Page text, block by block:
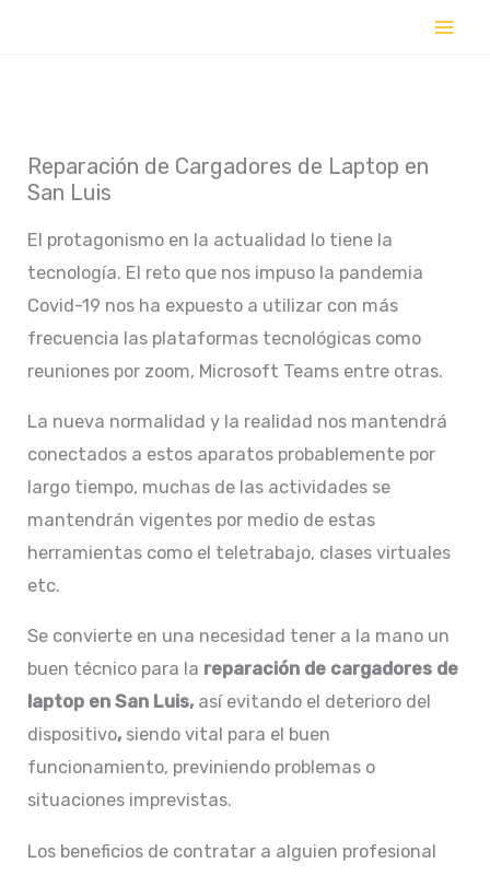
Reparación de Cargadores de Laptop en
San Luis
El protagonismo en la actualidad lo tiene la
tecnología. El reto que nos impuso la pandemia
Covid-19 nos ha expuesto a utilizar con más
frecuencia las plataformas tecnológicas como
reuniones por zoom, Microsoft Teams entre otras.
La nueva normalidad y la realidad nos mantendrá
conectados a estos aparatos probablemente por
largo tiempo, muchas de las actividades se
mantendrán vigentes por medio de estas
herramientas como el teletrabajo, clases virtuales
etc.
Se convierte en una necesidad tener a la mano un
buen técnico para la reparación de cargadores de
laptop en San Luis, así evitando el deterioro del
dispositivo, siendo vital para el buen
funcionamiento, previniendo problemas o
situaciones imprevistas.
Los beneficios de contratar a alguien profesional